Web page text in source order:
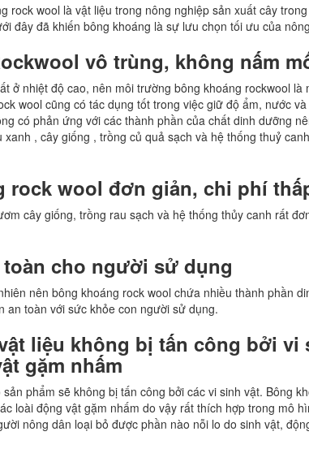
rock wool là vật liệu trong nông nghiệp sản xuất cây
đây đã khiến bông khoáng là sự lưu chọn tối ưu của
vô trùng, không nấm
ở nhiệt độ cao, nên môi trường bông khoáng rockwool là
wool cũng có tác dụng tốt trong việc giữ độ ẩm, nước
có phản ứng với các thành phần của chất dinh dưỡng
, cây giống , trồng củ quả sạch và hệ thống thuỷ
rock wool đơn giản, chi phí
cây giống, trồng rau sạch và hệ thống thủy canh rất
toàn cho người sử dụng
nên bông khoáng rock wool chứa nhiều thành phần
an toàn với sức khỏe con người sử dụng.
liệu không bị tấn công bởi vi
gặm nhấm
phẩm sẽ không bị tấn công bởi các vi sinh vật. Bông
loài động vật gặm nhấm do vậy rất thích hợp trong mô
nông dân loại bỏ được phần nào nỗi lo do sinh vật,